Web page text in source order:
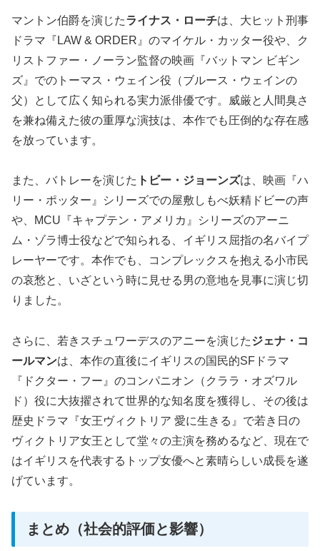
マントン伯爵を演じたライナス・ローチは、大ヒット刑事
ドラマ『LAW & ORDER』のマイケル・カッター役や、ク
リストファー・ノーラン監督の映画『バットマン ビギン
ズ』でのトーマス・ウェイン役（ブルース・ウェインの
父）として広く知られる実力派俳優です。威厳と人間臭さ
を兼ね備えた彼の重厚な演技は、本作でも圧倒的な存在感
を放っています。
また、バトレーを演じた トビー・ジョーンズは、映画『ハ
リー・ポッター』シリーズでの屋敷しもべ妖精ドビーの声
や、MCU『キャプテン・アメリカ』シリーズのアーニ
ム・ゾラ博士役などで知られる、イギリス屈指の名バイプ
レーヤーです。本作でも、コンプレックスを抱える小市民
の哀愁と、いざという時に見せる男の意地を見事に演じ切
りました。
さらに、若きスチュワーデスのアニーを演じたジェナ・コ
ールマンは、本作の直後にイギリスの国民的SFドラマ
『ドクター・フー』のコンパニオン（クララ・オズワル
ド）役に大抜擢されて世界的な知名度を獲得し、その後は
歴史ドラマ『女王ヴィクトリア 愛に生きる』で若き日の
ヴィクトリア女王として堂々の主演を務めるなど、現在で
はイギリスを代表するトップ女優へと素晴らしい成長を遂
げています。
まとめ（社会的評価と影響）